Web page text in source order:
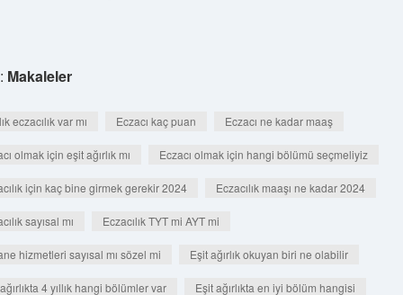
Makaleler
eczacılık var mı Eczacı kaç puan Eczacı ne kadar maaş
olmak için eşit ağırlık mı Eczacı olmak için hangi bölümü seçmeliyiz
için kaç bine girmek gerekir 2024 Eczacılık maaşı ne kadar 2024
sayısal mı Eczacılık TYT mi AYT mi
hizmetleri sayısal mı sözel mi Eşit ağırlık okuyan biri ne olabilir
4 yıllık hangi bölümler var Eşit ağırlıkta en iyi bölüm hangisi